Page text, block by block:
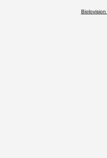
Biolovision